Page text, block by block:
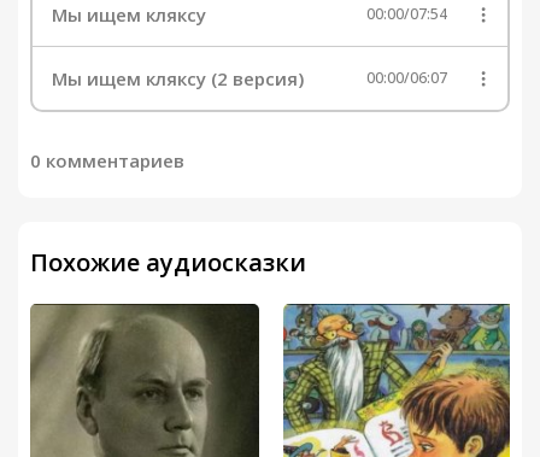
Мы ищем кляксу 00:00/07:54
Мы ищем кляксу (2 версия) 00:00/06:07
0 комментариев
Похожие аудиосказки